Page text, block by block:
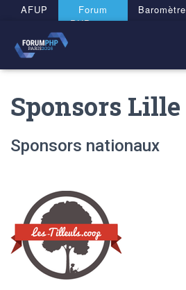
AFUP
Forum
PHP 2026
Baromètre
Sponsors Lille
Sponsors nationaux
Panneau de gestion des cookies